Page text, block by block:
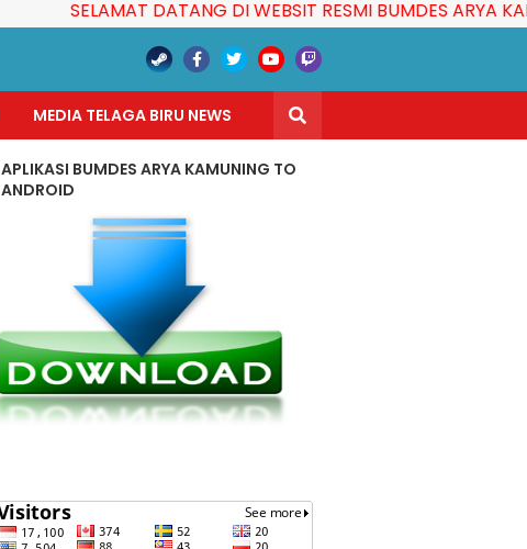
SELAMAT DATANG DI WEBSIT RESMI BUMDES ARYA
MEDIA TELAGA BIRU NEWS
APLIKASI BUMDES ARYA KAMUNING TO
ANDROID